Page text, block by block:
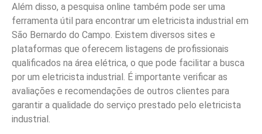
Além disso, a pesquisa online também pode ser uma
ferramenta útil para encontrar um eletricista industrial em
São Bernardo do Campo. Existem diversos sites e
plataformas que oferecem listagens de profissionais
qualificados na área elétrica, o que pode facilitar a busca
por um eletricista industrial. É importante verificar as
avaliações e recomendações de outros clientes para
garantir a qualidade do serviço prestado pelo eletricista
industrial.